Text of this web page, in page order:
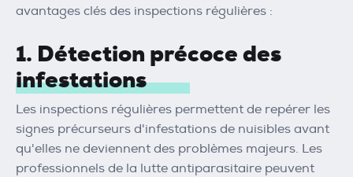
avantages clés des inspections régulières :
1. Détection précoce des
infestations
Les inspections régulières permettent de repérer les
signes précurseurs d'infestations de nuisibles avant
qu'elles ne deviennent des problèmes majeurs. Les
professionnels de la lutte antiparasitaire peuvent